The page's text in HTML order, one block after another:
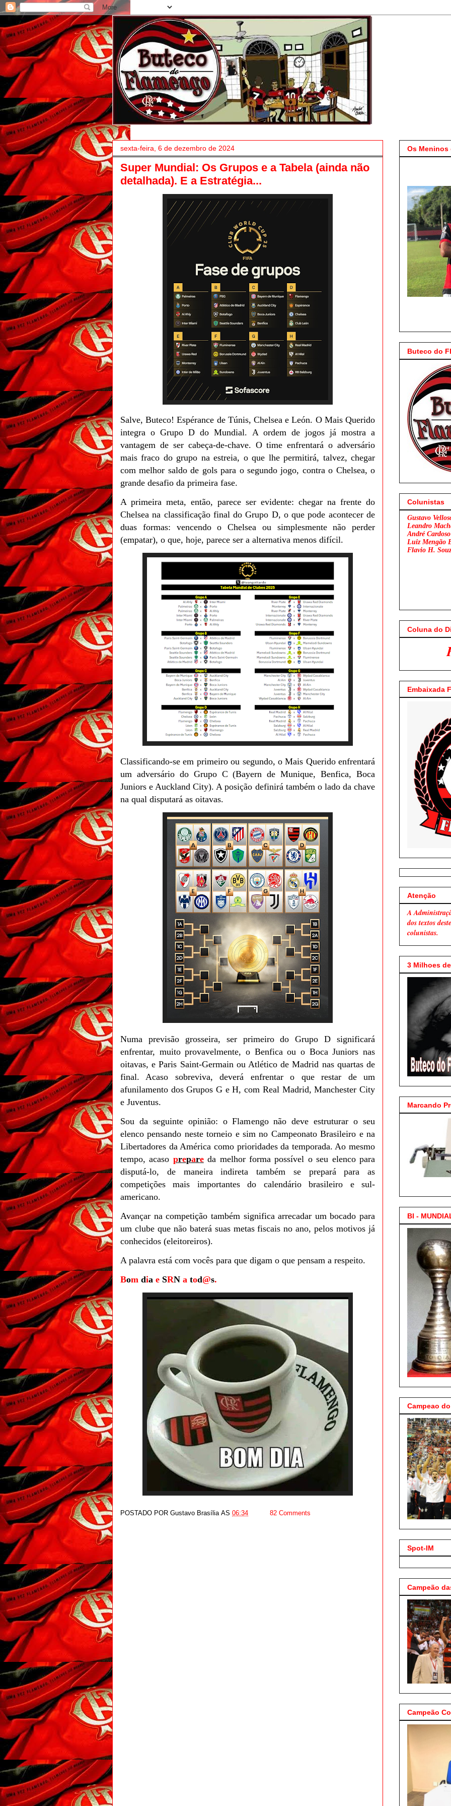
sexta-feira, 6 de dezembro de 2024
Super Mundial: Os Grupos e a Tabela (ainda não
detalhada). E a Estratégia...
Salve, Buteco! Espérance de Túnis, Chelsea e León. O Mais Querido
integra o Grupo D do Mundial. A ordem de jogos já mostra a
vantagem de ser cabeça-de-chave. O time enfrentará o adversário
mais fraco do grupo na estreia, o que lhe permitirá, talvez, chegar
com melhor saldo de gols para o segundo jogo, contra o Chelsea, o
grande desafio da primeira fase.
A primeira meta, então, parece ser evidente: chegar na frente do
Chelsea na classificação final do Grupo D, o que pode acontecer de
duas formas: vencendo o Chelsea ou simplesmente não perder
(empatar), o que, hoje, parece ser a alternativa menos difícil.
Classificando-se em primeiro ou segundo, o Mais Querido enfrentará
um adversário do Grupo C (Bayern de Munique, Benfica, Boca
Juniors e Auckland City). A posição definirá também o lado da chave
na qual disputará as oitavas.
Numa previsão grosseira, ser primeiro do Grupo D significará
enfrentar, muito provavelmente, o Benfica ou o Boca Juniors nas
oitavas, e Paris Saint-Germain ou Atlético de Madrid nas quartas de
final. Acaso sobreviva, deverá enfrentar o que restar de um
afunilamento dos Grupos G e H, com Real Madrid, Manchester City
e Juventus.
Sou da seguinte opinião: o Flamengo não deve estruturar o seu
elenco pensando neste torneio e sim no Campeonato Brasileiro e na
Libertadores da América como prioridades da temporada. Ao mesmo
tempo, acaso prepareda melhor forma possível o seu elenco para
disputá-lo, de maneira indireta também se prepará para as
competições mais importantes do calendário brasileiro e sul-
americano.
Avançar na competição também significa arrecadar um bocado para
um clube que não baterá suas metas fiscais no ano, pelos motivos já
conhecidos (eleitoreiros).
A palavra está com vocês para que digam o que pensam a respeito.
Bom dia e SRN a tod@s.
POSTADO POR Gustavo Brasília AS 06:34 82 Comments
Os
Buteco do
Colunistas
Gustavo
Leandro
André Cardoso
Luiz Mengão
Flavio H.
Coluna do
Flamengo x São
Embaixada
Atenção
A
dos textos
colunistas.
3 Milhoes
Marcando
BI -
Campeao
Spot-IM
Campeão
Campeão